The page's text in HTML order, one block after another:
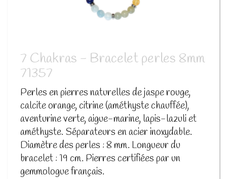
7 Chakras - Bracelet perles 8mm
71357
Perles en pierres naturelles de jaspe rouge,
calcite orange, citrine (améthyste chauffée),
aventurine verte, aigue-marine, lapis-lazuli et
améthyste. Séparateurs en acier inoxydable.
Diamètre des perles : 8 mm. Longueur du
bracelet : 19 cm. Pierres certifiées par un
gemmologue français.